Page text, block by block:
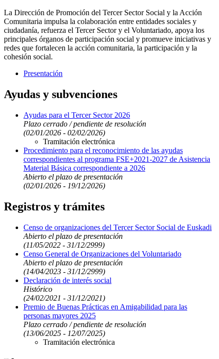
La Dirección de Promoción del Tercer Sector Social y la Acción
Comunitaria impulsa la colaboración entre entidades sociales y
ciudadanía, refuerza el Tercer Sector y el Voluntariado, apoya los
principales órganos de participación social y promueve iniciativas y
redes que fortalecen la acción comunitaria, la participación y la
cohesión social.
Presentación
Ayudas y subvenciones
Ayudas para el Tercer Sector 2026
Plazo cerrado / pendiente de resolución
(02/01/2026 - 02/02/2026)
Tramitación electrónica
Procedimiento para el reconocimiento de las ayudas
correspondientes al programa FSE+2021-2027 de Asistencia
Material Básica correspondiente a 2026
Abierto el plazo de presentación
(02/01/2026 - 19/12/2026)
Registros y trámites
Censo de organizaciones del Tercer Sector Social de Euskadi
Abierto el plazo de presentación
(11/05/2022 - 31/12/2999)
Censo General de Organizaciones del Voluntariado
Abierto el plazo de presentación
(14/04/2023 - 31/12/2999)
Declaración de interés social
Histórico
(24/02/2021 - 31/12/2021)
Premio de Buenas Prácticas en Amigabilidad para las
personas mayores 2025
Plazo cerrado / pendiente de resolución
(13/06/2025 - 12/07/2025)
Tramitación electrónica